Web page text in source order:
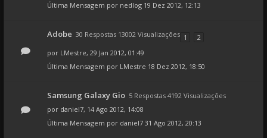
Última Mensagem por nedlog 19 Dez 2012, 12:13
Adobe 30 Respostas 13002 Visualizações 1
2
por LMestre, 29 Jan 2012, 01:49
Última Mensagem por LMestre 18 Dez 2012, 18:50
Samsung Galaxy Gio 5 Respostas 4192 Visualizações
por daniel7, 14 Ago 2012, 14:08
Última Mensagem por daniel7 31 Ago 2012, 20:13